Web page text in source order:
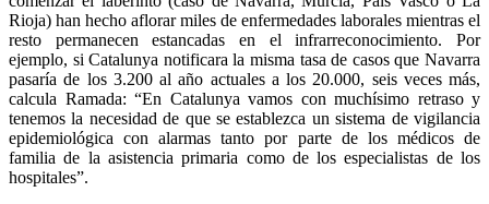
Rioja) han hecho aflorar miles de enfermedades laborales mientras el
resto permanecen estancadas en el infrarreconocimiento. Por
ejemplo, si Catalunya notificara la misma tasa de casos que Navarra
pasaría de los 3.200 al año actuales a los 20.000, seis veces más,
calcula Ramada: “En Catalunya vamos con muchísimo retraso y
tenemos la necesidad de que se establezca un sistema de vigilancia
epidemiológica con alarmas tanto por parte de los médicos de
familia de la asistencia primaria como de los especialistas de los
hospitales”.